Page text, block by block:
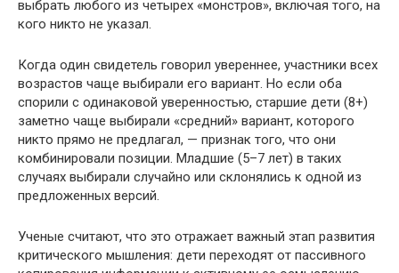
выбрать любого из четырех «монстров», включая того, на
кого никто не указал.
Когда один свидетель говорил увереннее, участники всех
возрастов чаще выбирали его вариант. Но если оба
спорили с одинаковой уверенностью, старшие дети (8+)
заметно чаще выбирали «средний» вариант, которого
никто прямо не предлагал, — признак того, что они
комбинировали позиции. Младшие (5–7 лет) в таких
случаях выбирали случайно или склонялись к одной из
предложенных версий.
Ученые считают, что это отражает важный этап развития
критического мышления: дети переходят от пассивного